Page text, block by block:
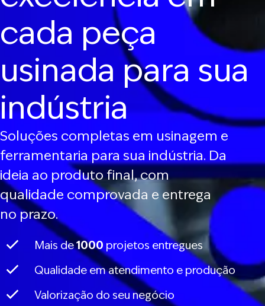
cada peça
usinada para sua
indústria
Soluções completas em usinagem e
ferramentaria para sua indústria. Da
ideia ao produto final, com
qualidade comprovada e entrega
no prazo.
Mais de1000 projetos entregues
Qualidade em atendimento e produção
Valorização do seu negócio